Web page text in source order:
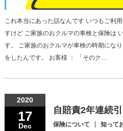
これ本当にあった話なんです いつもご利
すけど ご家族のおクルマの車検と保険は
す。 ご家族のおクルマが車検の時期にな
をしたんです。 お客様 ： 「そのク…
2020
17
Dec
自賠責2年連続
保険について 知って